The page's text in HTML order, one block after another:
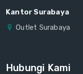
Kantor Surabaya
Outlet Surabaya
Hubungi Kami